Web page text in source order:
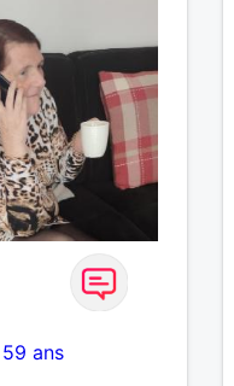
59 ans